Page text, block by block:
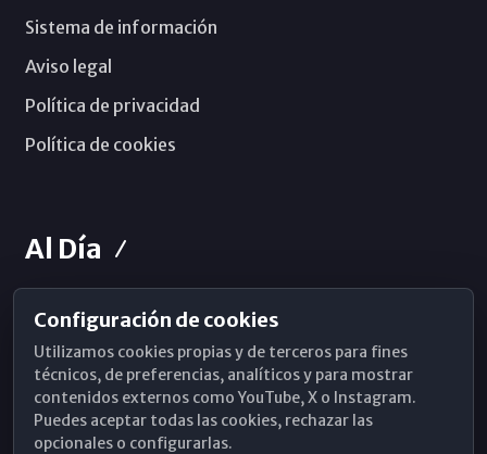
Sistema de información
Aviso legal
Política de privacidad
Política de cookies
Al Día
Horarios de Misa
Hemeroteca
WhatsApp
Configuración de cookies
Utilizamos cookies propias y de terceros para fines
técnicos, de preferencias, analíticos y para mostrar
contenidos externos como YouTube, X o Instagram.
Puedes aceptar todas las cookies, rechazar las
opcionales o configurarlas.